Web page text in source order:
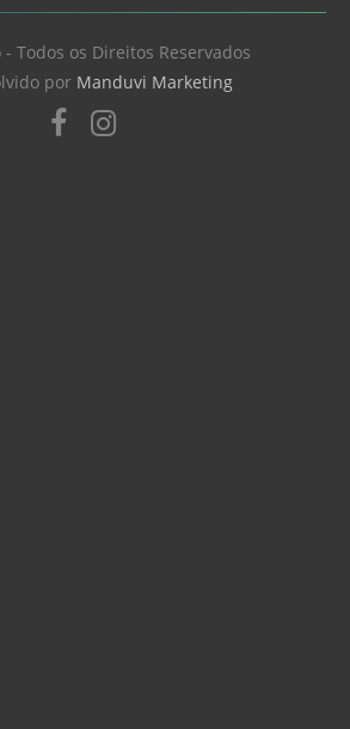
- Todos os Direitos Reservados
por Manduvi Marketing